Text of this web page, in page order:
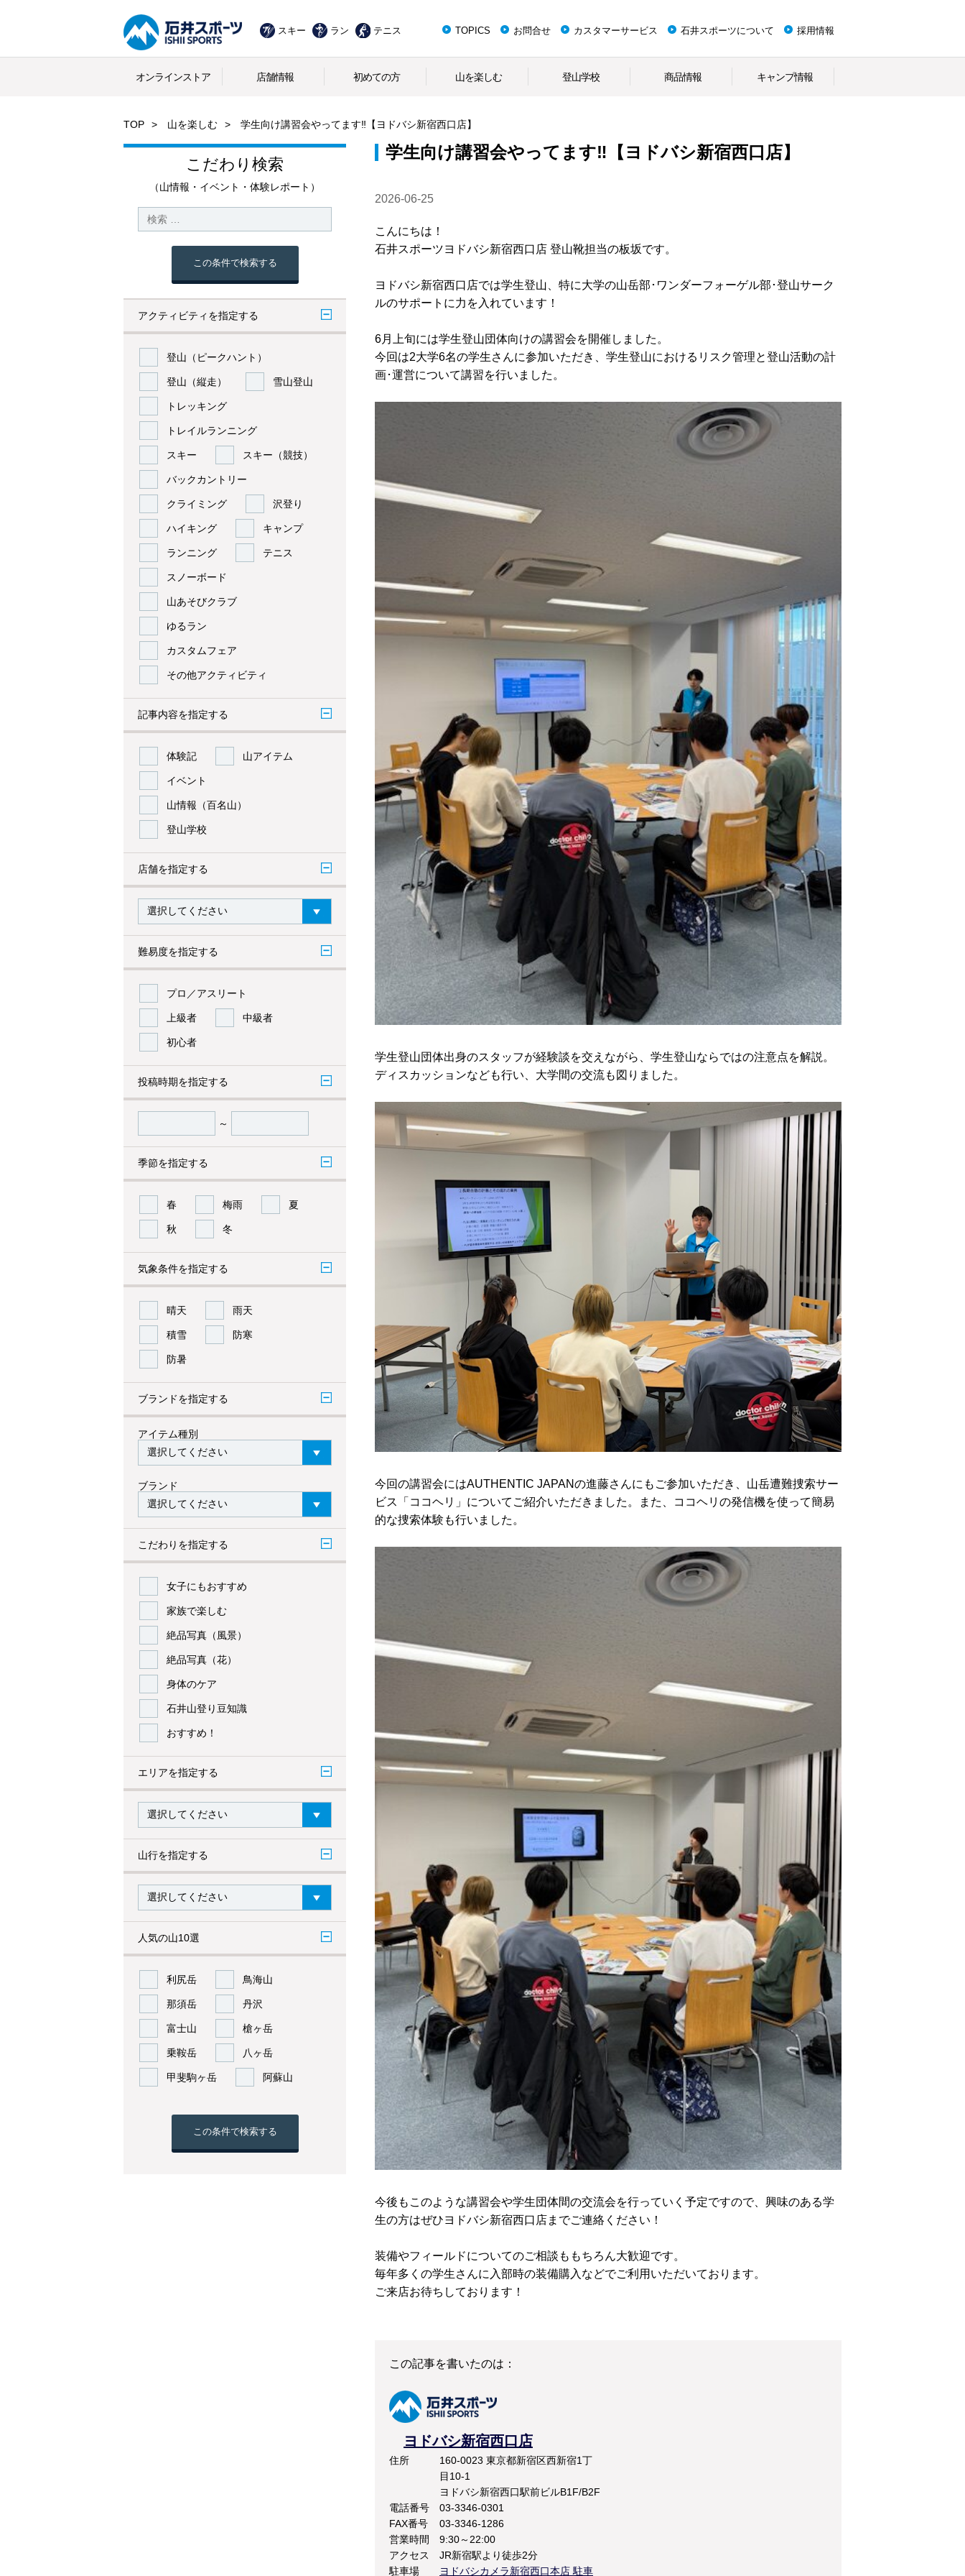
スキー ラン テニス TOPICS お問合せ カスタマーサービス 石井スポーツについて 採用情報
オンラインストア 店舗情報 初めての方 山を楽しむ 登山学校 商品情報 キャンプ情報
TOP 山を楽しむ 学生向け講習会やってます‼【ヨドバシ新宿西口店】
こだわり検索
（山情報・イベント・体験レポート）
この条件で検索する
アクティビティを指定する
登山（ピークハント）
登山（縦走） 雪山登山
トレッキング
トレイルランニング
スキー スキー（競技）
バックカントリー
クライミング 沢登り
ハイキング キャンプ
ランニング テニス
スノーボード
山あそびクラブ
ゆるラン
カスタムフェア
その他アクティビティ
記事内容を指定する
体験記 山アイテム
イベント
山情報（百名山）
登山学校
店舗を指定する
難易度を指定する
プロ／アスリート
上級者 中級者
初心者
投稿時期を指定する
～
季節を指定する
春 梅雨 夏
秋 冬
気象条件を指定する
晴天 雨天
積雪 防寒
防暑
ブランドを指定する
アイテム種別
ブランド
こだわりを指定する
女子にもおすすめ
家族で楽しむ
絶品写真（風景）
絶品写真（花）
身体のケア
石井山登り豆知識
おすすめ！
エリアを指定する
山行を指定する
人気の山10選
利尻岳 鳥海山
那須岳 丹沢
富士山 槍ヶ岳
乗鞍岳 八ヶ岳
甲斐駒ヶ岳 阿蘇山
この条件で検索する
学生向け講習会やってます‼【ヨドバシ新宿西口店】
2026-06-25
こんにちは！
石井スポーツヨドバシ新宿西口店 登山靴担当の板坂です。
ヨドバシ新宿西口店では学生登山、特に大学の山岳部･ワンダーフォーゲル部･登山サーク
ルのサポートに力を入れています！
6月上旬には学生登山団体向けの講習会を開催しました。
今回は2大学6名の学生さんに参加いただき、学生登山におけるリスク管理と登山活動の計
画･運営について講習を行いました。
学生登山団体出身のスタッフが経験談を交えながら、学生登山ならではの注意点を解説。
ディスカッションなども行い、大学間の交流も図りました。
今回の講習会にはAUTHENTIC JAPANの進藤さんにもご参加いただき、山岳遭難捜索サー
ビス「ココヘリ」についてご紹介いただきました。また、ココヘリの発信機を使って簡易
的な捜索体験も行いました。
今後もこのような講習会や学生団体間の交流会を行っていく予定ですので、興味のある学
生の方はぜひヨドバシ新宿西口店までご連絡ください！
装備やフィールドについてのご相談ももちろん大歓迎です。
毎年多くの学生さんに入部時の装備購入などでご利用いただいております。
ご来店お待ちしております！
この記事を書いたのは：
ヨドバシ新宿西口店
住所
160-0023 東京都新宿区西新宿1丁
目10-1
ヨドバシ新宿西口駅前ビルB1F/B2F
電話番号
03-3346-0301
FAX番号
03-3346-1286
営業時間
9:30～22:00
アクセス
JR新宿駅より徒歩2分
駐車場
ヨドバシカメラ新宿西口本店 駐車